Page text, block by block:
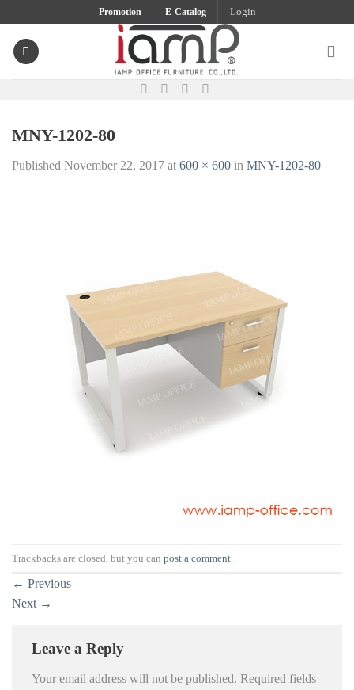
content
Promotion E-Catalog Login
MNY-1202-80
Published November 22, 2017 at 600 × 600 in MNY-1202-80
Trackbacks are closed, but you can post a comment
← Previous
Next →
Leave a Reply
Your email address will not be published. Required fields